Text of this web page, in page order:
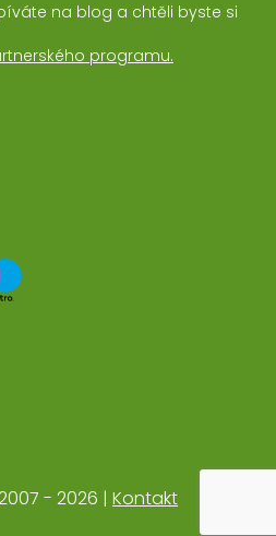
na blog a chtěli byste si
programu.
- 2026 | Kontakt